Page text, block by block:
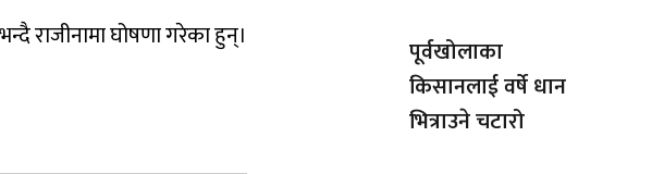
घोषणा गरेका हुन्।
पूर्वखोलाका
किसानलाई वर्षे धान
भित्राउने चटारो